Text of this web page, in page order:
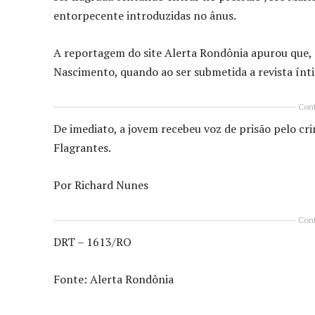
entorpecente introduzidas no ânus.
A reportagem do site Alerta Rondônia apurou que,
Nascimento, quando ao ser submetida a revista
De imediato, a jovem recebeu voz de prisão pelo
Flagrantes.
Por Richard Nunes
DRT – 1613/RO
Fonte: Alerta Rondônia